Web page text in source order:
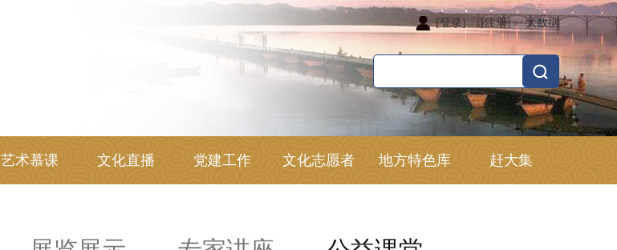
大数据
[注册]
[登录]
艺术慕课 文化直播 党建工作 文化志愿者 地方特色库 赶大集